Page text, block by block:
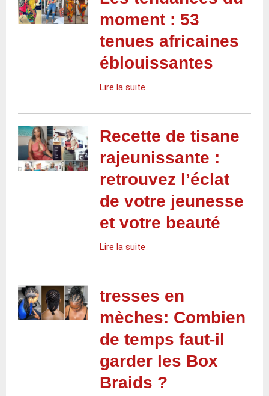
moment : 53
tenues africaines
éblouissantes
Lire la suite
Recette de tisane
rajeunissante :
retrouvez l’éclat
de votre jeunesse
et votre beauté
Lire la suite
tresses en
mèches: Combien
de temps faut-il
garder les Box
Braids ?